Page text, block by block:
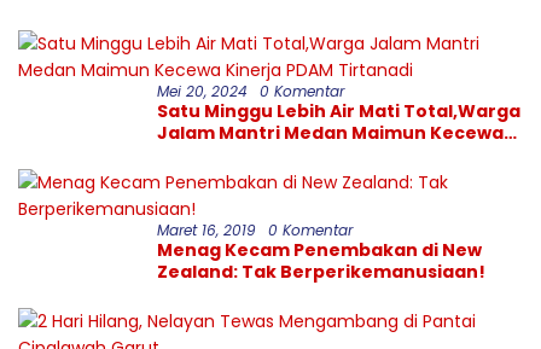
Mei 20, 2024 0 Komentar
Satu Minggu Lebih Air Mati Total,Warga
Jalam Mantri Medan Maimun Kecewa
Maret 16, 2019 0 Komentar
Menag Kecam Penembakan di New
Zealand: Tak Berperikemanusiaan!